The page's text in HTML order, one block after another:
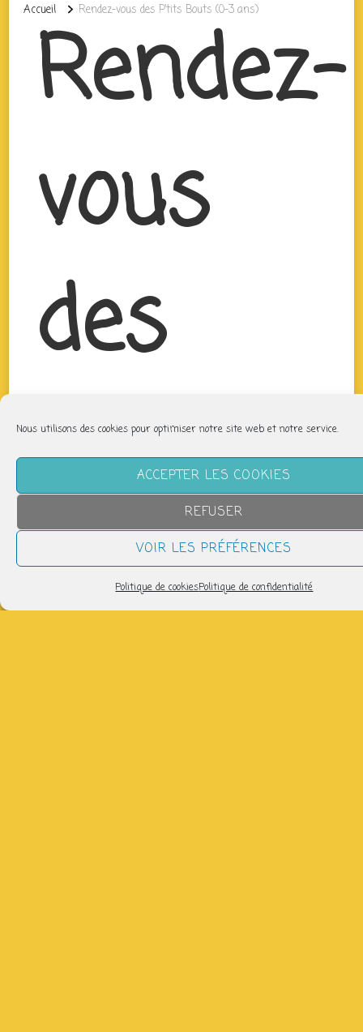
Nous utilisons des cookies pour optimiser notre site web et notre service.
ACCEPTER LES COOKIES
REFUSER
VOIR LES PRÉFÉRENCES
Politique de cookiesPolitique de confidentialité
Accueil Rendez-vous des P’tits Bouts (0-3 ans)
Rendez-
vous
des
P’tits
Bouts